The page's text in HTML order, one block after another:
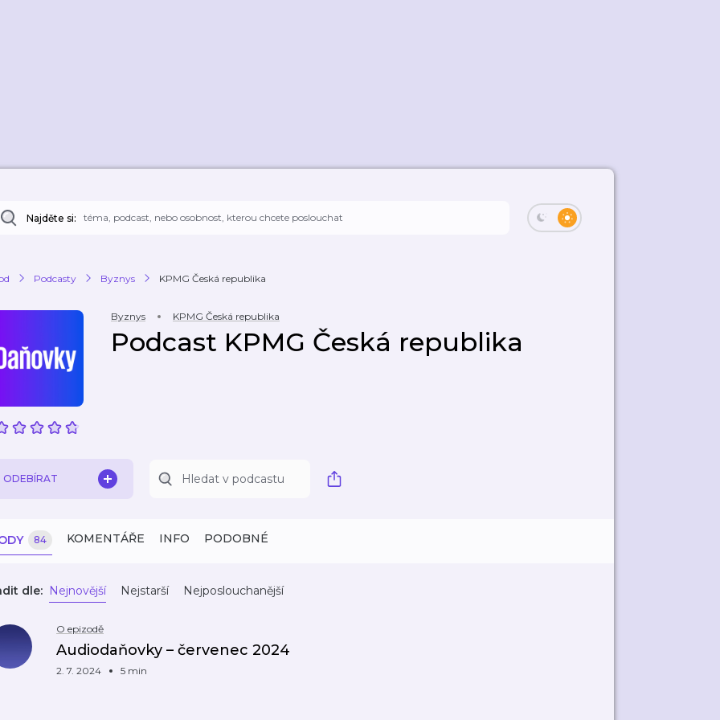
Najděte si:
Podcasty Byznys KPMG Česká republika
Byznys KPMG Česká republika
Podcast KPMG Česká republika
ODEBÍRAT
84 KOMENTÁŘE INFO PODOBNÉ
dle: Nejnovější Nejstarší Nejposlouchanější
O epizodě
Audiodaňovky –⁠⁠⁠⁠⁠⁠⁠⁠⁠⁠⁠⁠⁠⁠⁠ červenec 2024
2. 7. 2024 5 min